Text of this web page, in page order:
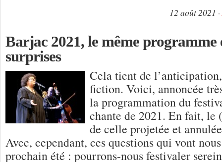
12 août 2021
Barjac 2021, le même programme
surprises
Cela tient de
fiction. Voici, annoncée
la programmation du
chante de 2021. En fait, le
de celle projetée et
Avec, cependant, ces questions qui vont
prochain été : pourrons-nous festivaler